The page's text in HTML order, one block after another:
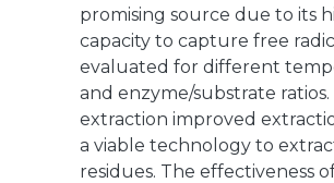
promising source due to its
capacity to capture free
evaluated for different
and enzyme/substrate
extraction improved
a viable technology to
residues. The effectiveness